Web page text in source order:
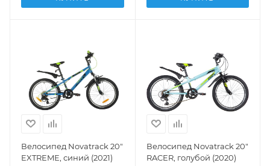
Велосипед Novatrack 20"
EXTREME, синий (2021)
Велосипед Novatrack 20"
RACER, голубой (2020)